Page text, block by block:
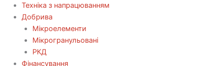
Техніка з напрацюванням
Добрива
Мікроелементи
Мікрогранульовані
РКД
Фінансування